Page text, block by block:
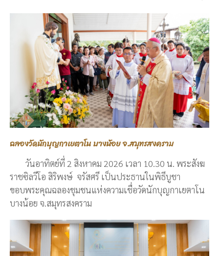
ฉลองวัดนักบุญกาเยตาโน บางน้อย จ.สมุทรสงคราม
วันอาทิตย์ที่ 2 สิงหาคม 2026 เวลา 10.30 น. พระสังฆ
ราชซิลวีโอ สิริพงษ์ จรัสศรี เป็นประธานในพิธีบูชา
ขอบพระคุณฉลองชุมชนแห่งความเชื่อวัดนักบุญกาเยตาโน
บางน้อย จ.สมุทรสงคราม